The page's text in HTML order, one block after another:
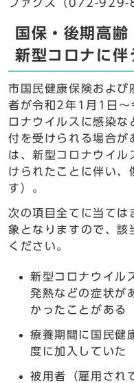
ファクス（072-929-
国保・後期高齢
新型コロナに伴
市国民健康保険および
者が令和2年1月1日〜
ロナウイルスに感染
付を受けられる場合
は、新型コロナウイ
けられたことに伴い、
す）。
次の項目全てに当ては
象となりますので、該
ください。
新型コロナウイル
発熱などの症状が
かったことがある
療養期間に国民健
度に加入していた
被用者（雇用され